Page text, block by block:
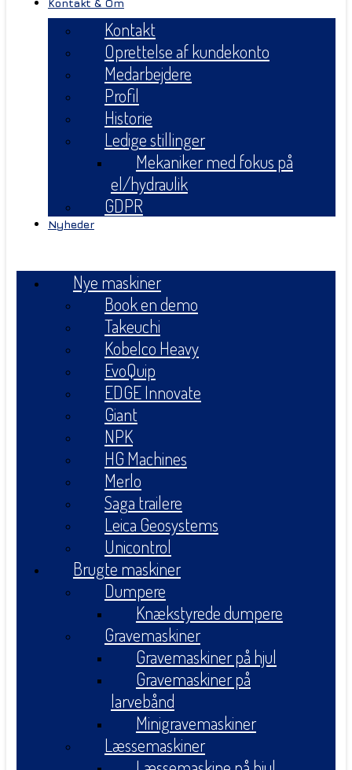
Kontakt & Om
Kontakt
Oprettelse af kundekonto
Medarbejdere
Profil
Historie
Ledige stillinger
Mekaniker med fokus på
el/hydraulik
GDPR
Nyheder
Nye maskiner
Book en demo
Takeuchi
Kobelco Heavy
EvoQuip
EDGE Innovate
Giant
NPK
HG Machines
Merlo
Saga trailere
Leica Geosystems
Unicontrol
Brugte maskiner
Dumpere
Knækstyrede dumpere
Gravemaskiner
Gravemaskiner på hjul
Gravemaskiner på
larvebånd
Minigravemaskiner
Læssemaskiner